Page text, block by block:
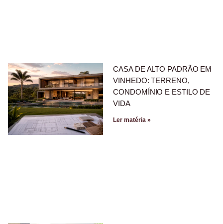
CASA DE ALTO PADRÃO EM
VINHEDO: TERRENO,
CONDOMÍNIO E ESTILO DE
VIDA
Ler matéria »